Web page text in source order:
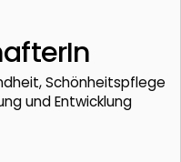
Schönheitspflege
und Entwicklung